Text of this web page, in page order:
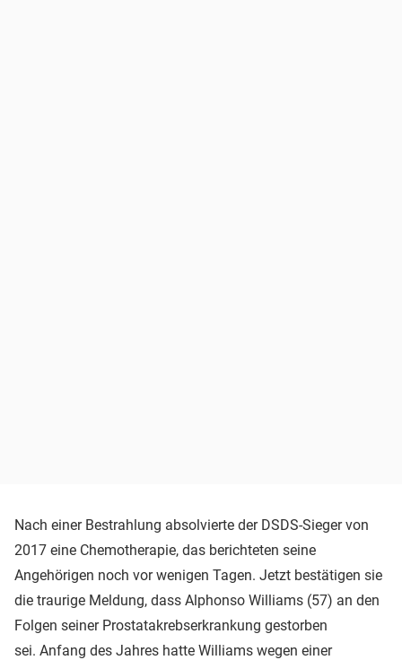
Nach einer Bestrahlung absolvierte der DSDS-Sieger von
2017 eine Chemotherapie, das berichteten seine
Angehörigen noch vor wenigen Tagen. Jetzt bestätigen sie
die traurige Meldung, dass Alphonso Williams (57) an den
Folgen seiner Prostatakrebserkrankung gestorben
sei. Anfang des Jahres hatte Williams wegen einer